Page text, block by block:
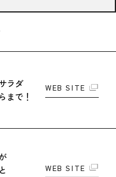
ラダ
まで！
WEB SITE
WEB SITE